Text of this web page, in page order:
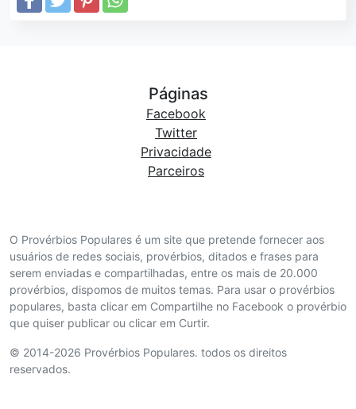
O Provérbios Populares é um site que pretende fornecer aos
usuários de redes sociais, provérbios, ditados e frases para
serem enviadas e compartilhadas, entre os mais de 20.000
provérbios, dispomos de muitos temas. Para usar o provérbios
populares, basta clicar em Compartilhe no Facebook o provérbio
que quiser publicar ou clicar em Curtir.
© 2014-2026 Provérbios Populares. todos os direitos
reservados.
Páginas
Facebook
Twitter
Privacidade
Parceiros